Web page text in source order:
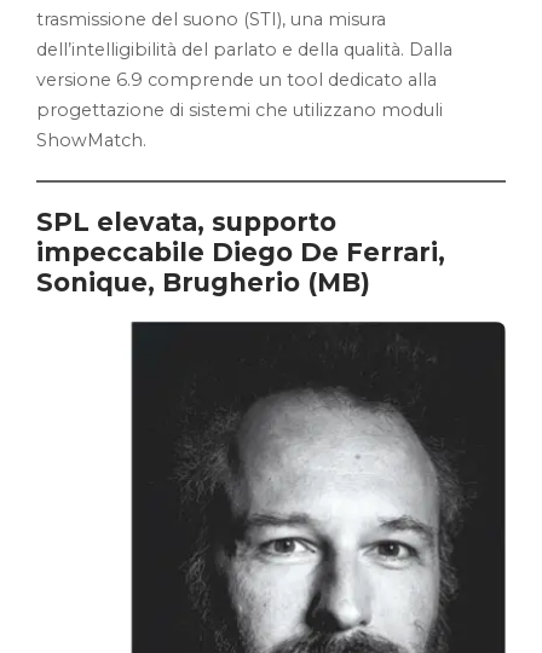
trasmissione del suono (STI), una misura
dell’intelligibilità del parlato e della qualità. Dalla
versione 6.9 comprende un tool dedicato alla
progettazione di sistemi che utilizzano moduli
ShowMatch.
SPL elevata, supporto
impeccabile Diego De Ferrari,
Sonique, Brugherio (MB)